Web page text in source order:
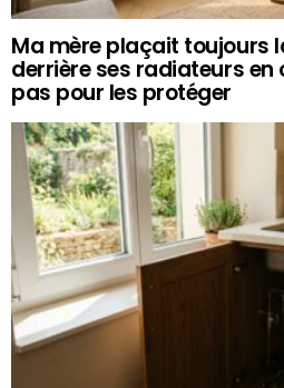
Ma mère plaçait toujours
derrière ses radiateurs en
pas pour les protéger